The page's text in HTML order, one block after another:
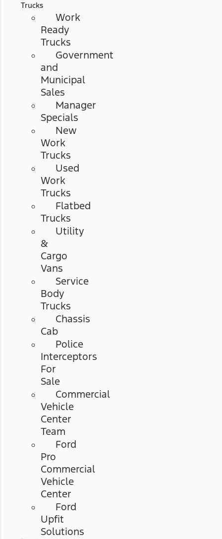
Trucks
Work
Ready
Trucks
Government
and
Municipal
Sales
Manager
Specials
New
Work
Trucks
Used
Work
Trucks
Flatbed
Trucks
Utility
&
Cargo
Vans
Service
Body
Trucks
Chassis
Cab
Police
Interceptors
For
Sale
Commercial
Vehicle
Center
Team
Ford
Pro
Commercial
Vehicle
Center
Ford
Upfit
Solutions